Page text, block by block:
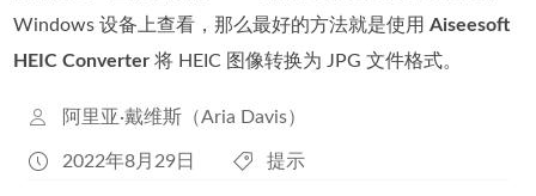
Windows 设备上查看，那么最好的方法就是使用Aiseesoft
HEIC Converter 将 HEIC 图像转换为 JPG 文件格式。
阿里亚·戴维斯（Aria Davis）
2022年8月29日 提示